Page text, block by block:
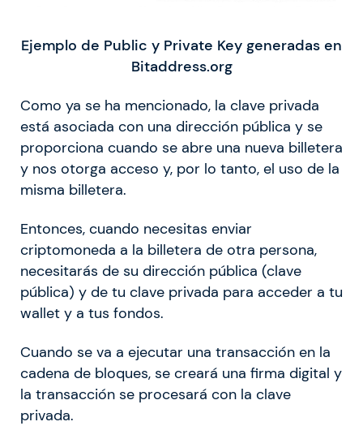
Ejemplo de Public y Private Key generadas en
Bitaddress.org
Como ya se ha mencionado, la clave privada
está asociada con una dirección pública y se
proporciona cuando se abre una nueva billetera
y nos otorga acceso y, por lo tanto, el uso de la
misma billetera.
Entonces, cuando necesitas enviar
criptomoneda a la billetera de otra persona,
necesitarás de su dirección pública (clave
pública) y de tu clave privada para acceder a tu
wallet y a tus fondos.
Cuando se va a ejecutar una transacción en la
cadena de bloques, se creará una firma digital y
la transacción se procesará con la clave
privada.